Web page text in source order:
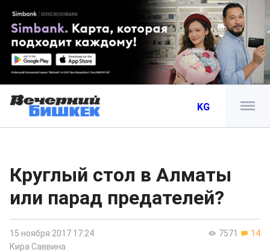
KG
Круглый стол в Алматы
или парад предателей?
7571 14
15 ноября 2017 17:24
Кира Саввина